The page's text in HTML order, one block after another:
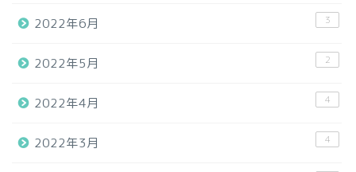
2022年6月 3
2022年5月 2
2022年4月 4
2022年3月 4